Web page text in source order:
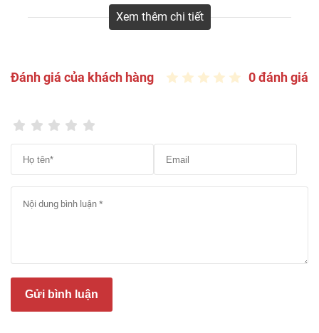
Giá sàn gỗ An
1200 x 190 x
Giá sàn gỗ An
1192 x 185 x
Giá sàn gỗ An
Cường giả đá/xi
măng
580 x 282 x
12mm
12mm
Xem thêm chi tiết
Đánh giá của khách hàng 0 đánh giá
Gửi bình luận